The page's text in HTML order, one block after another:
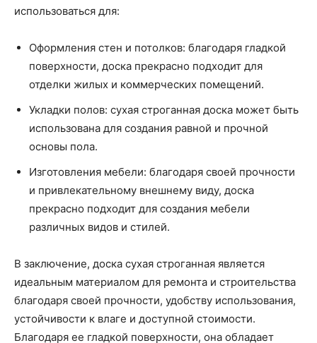
использоваться для:
Оформления стен и потолков: благодаря гладкой
поверхности, доска прекрасно подходит для
отделки жилых и коммерческих помещений.
Укладки полов: сухая строганная доска может быть
использована для создания равной и прочной
основы пола.
Изготовления мебели: благодаря своей прочности
и привлекательному внешнему виду, доска
прекрасно подходит для создания мебели
различных видов и стилей.
В заключение, доска сухая строганная является
идеальным материалом для ремонта и строительства
благодаря своей прочности, удобству использования,
устойчивости к влаге и доступной стоимости.
Благодаря ее гладкой поверхности, она обладает